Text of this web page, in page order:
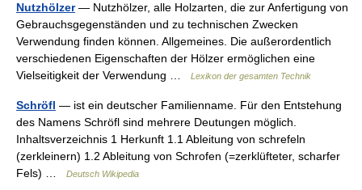
Nutzhölzer— Nutzhölzer, alle Holzarten, die zur Anfertigung von
Gebrauchsgegenständen und zu technischen Zwecken
Verwendung finden können. Allgemeines. Die außerordentlich
verschiedenen Eigenschaften der Hölzer ermöglichen eine
Vielseitigkeit der Verwendung …
Lexikon der gesamten Technik
Schröfl — ist ein deutscher Familienname. Für den Entstehung
des Namens Schröfl sind mehrere Deutungen möglich.
Inhaltsverzeichnis 1 Herkunft 1.1 Ableitung von schrefeln
(zerkleinern) 1.2 Ableitung von Schrofen (=zerklüfteter, scharfer
Fels) …
Deutsch Wikipedia